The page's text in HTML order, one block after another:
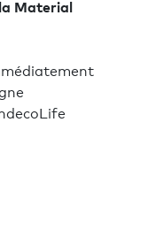
Material